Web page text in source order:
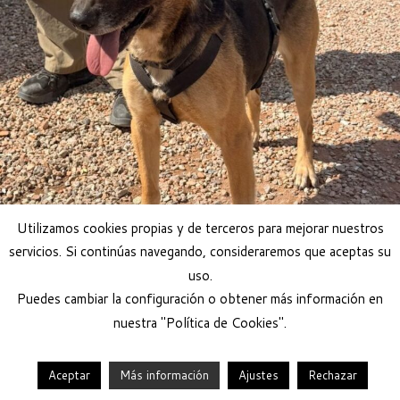
© 2026 Help Guau ·Funciona con · Diseñado con el Tema Customizr
Utilizamos cookies propias y de terceros para mejorar nuestros
servicios. Si continúas navegando, consideraremos que aceptas su
uso.
Puedes cambiar la configuración o obtener más información en
nuestra "Política de Cookies".
Aceptar Más información Ajustes Rechazar